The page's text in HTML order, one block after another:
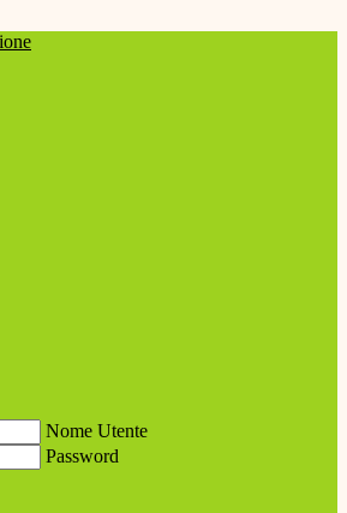
Nome Utente
Password